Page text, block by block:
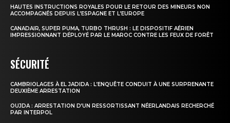
le1.ma
l'intelligence de
l'information
HAUTES INSTRUCTIONS ROYALES POUR LE RETOUR DES MINEURS NON
ACCOMPAGNÉS DEPUIS L’ESPAGNE ET L’EUROPE
CANADAIR, SUPER PUMA, TURBO THRUSH : LE DISPOSITIF AÉRIEN
IMPRESSIONNANT DÉPLOYÉ PAR LE MAROC CONTRE LES FEUX DE FORÊT
SÉCURITÉ
CAMBRIOLAGES À EL JADIDA : L’ENQUÊTE CONDUIT À UNE SURPRENANTE
DEUXIÈME ARRESTATION
OUJDA : ARRESTATION D’UN RESSORTISSANT NÉERLANDAIS RECHERCHÉ
PAR INTERPOL